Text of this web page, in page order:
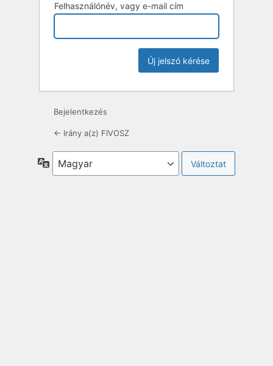
Felhasználónév, vagy e-mail cím
Bejelentkezés
← Irány a(z) FIVOSZ
Nyelv